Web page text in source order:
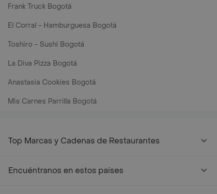
Frank Truck Bogotá
El Corral - Hamburguesa Bogotá
Toshiro - Sushi Bogotá
La Diva Pizza Bogotá
Anastasia Cookies Bogotá
Mis Carnes Parrilla Bogotá
Top Marcas y Cadenas de Restaurantes
Encuéntranos en estos países